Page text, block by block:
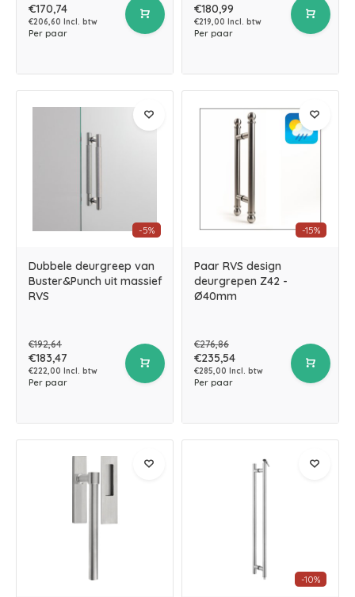
€170,74
€206,60 Incl. btw
Per paar
€180,99
€219,00 Incl. btw
Per paar
-5%
Dubbele deurgreep van
Buster&Punch uit massief
RVS
€192,64
€183,47
€222,00 Incl. btw
Per paar
-15%
Paar RVS design
deurgrepen Z42 -
Ø40mm
€276,86
€235,54
€285,00 Incl. btw
Per paar
-10%